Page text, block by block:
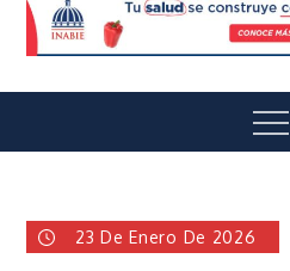
Menu
23 De Enero De 2026